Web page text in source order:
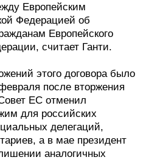
Европейским
Федерацией об
Европейского
считает Ганти.
этого договора было
после вторжения
ЕС отменил
для российских
делегаций,
а в мае президент
аналогичных